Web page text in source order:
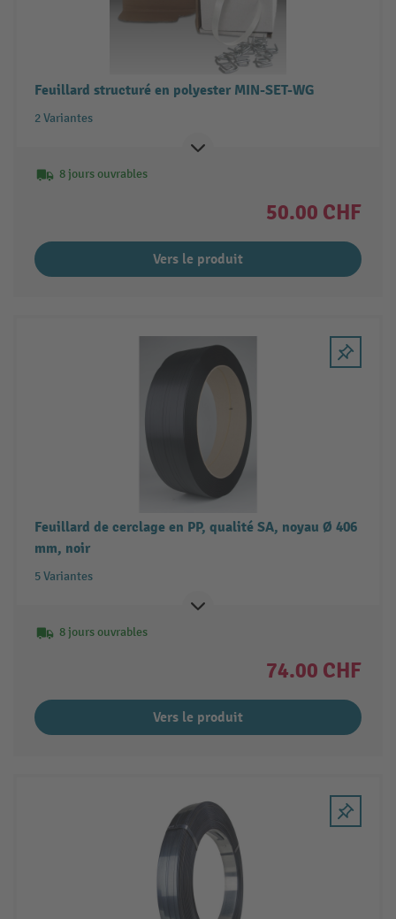
Feuillard structuré en polyester MIN-SET-WG
2 Variantes
8 jours ouvrables
50.00 CHF
Vers le produit
Feuillard de cerclage en PP, qualité SA, noyau Ø 406
mm, noir
5 Variantes
8 jours ouvrables
74.00 CHF
Vers le produit